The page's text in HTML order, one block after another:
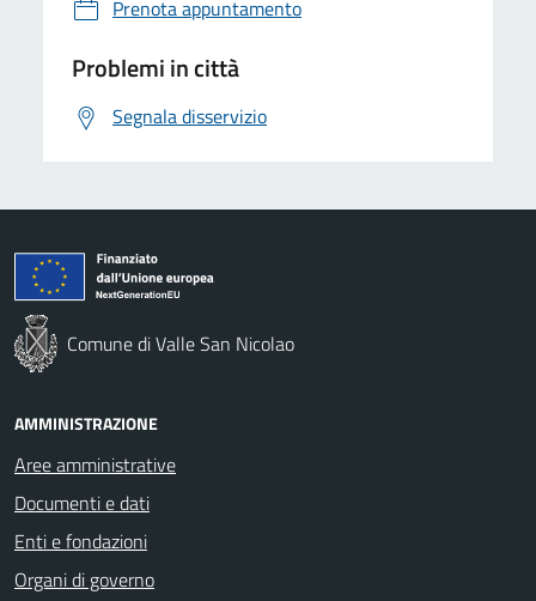
Prenota appuntamento
Problemi in città
Segnala disservizio
Comune di Valle San Nicolao
AMMINISTRAZIONE
Aree amministrative
Documenti e dati
Enti e fondazioni
Organi di governo